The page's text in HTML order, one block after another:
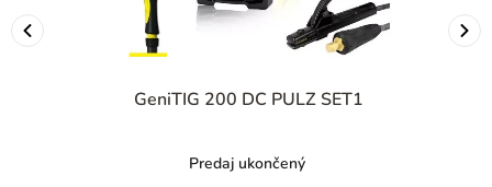
GeniTIG 200 DC PULZ SET1
Predaj ukončený